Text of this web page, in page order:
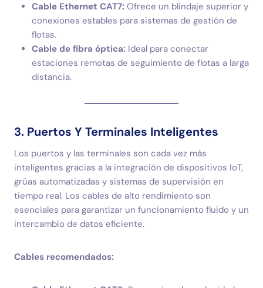
Cable Ethernet CAT7: Ofrece un blindaje superior y
conexiones estables para sistemas de gestión de
flotas.
Cable de fibra óptica: Ideal para conectar
estaciones remotas de seguimiento de flotas a larga
distancia.
3. Puertos Y Terminales Inteligentes
Los puertos y las terminales son cada vez más
inteligentes gracias a la integración de dispositivos IoT,
grúas automatizadas y sistemas de supervisión en
tiempo real. Los cables de alto rendimiento son
esenciales para garantizar un funcionamiento fluido y un
intercambio de datos eficiente.
Cables recomendados: